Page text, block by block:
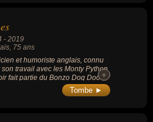
- 2019
, 75 ans
et humoriste anglais, connu
son travail avec les Monty Python
fait partie du Bonzo Dog Doo-
puis du groupe parodique les
des Beatles, avec le Monty
+
+
Tombe ►